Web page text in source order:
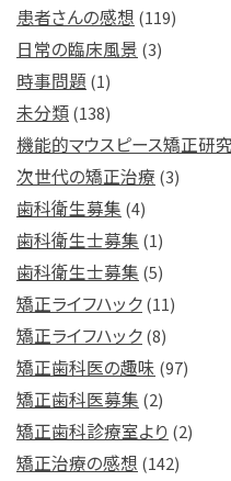
患者さんの感想 (119)
日常の臨床風景 (3)
時事問題 (1)
未分類(138)
機能的マウスピース矯正研
次世代の矯正治療 (3)
歯科衛生募集 (4)
歯科衛生士募集 (1)
歯科衛生士募集 (5)
矯正ライフハック(11)
矯正ライフハック(8)
矯正歯科医の趣味 (97)
矯正歯科医募集 (2)
矯正歯科診療室より (2)
矯正治療の感想 (142)